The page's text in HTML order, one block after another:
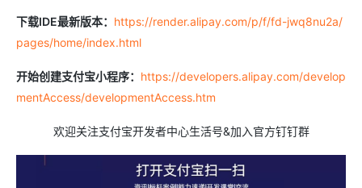
下载IDE最新版本： https://render.alipay.com/p/f/fd-jwq8nu2a/
pages/home/index.html
开始创建支付宝小程序： https://developers.alipay.com/develop
mentAccess/developmentAccess.htm
欢迎关注支付宝开发者中心生活号&加入官方钉钉群